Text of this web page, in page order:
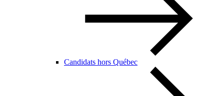
Candidats hors Québec